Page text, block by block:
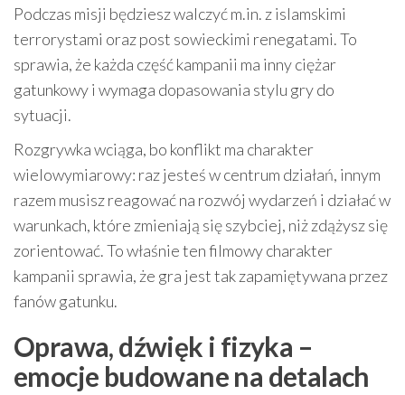
Podczas misji będziesz walczyć m.in. z islamskimi
terrorystami oraz post sowieckimi renegatami. To
sprawia, że każda część kampanii ma inny ciężar
gatunkowy i wymaga dopasowania stylu gry do
sytuacji.
Rozgrywka wciąga, bo konflikt ma charakter
wielowymiarowy: raz jesteś w centrum działań, innym
razem musisz reagować na rozwój wydarzeń i działać w
warunkach, które zmieniają się szybciej, niż zdążysz się
zorientować. To właśnie ten filmowy charakter
kampanii sprawia, że gra jest tak zapamiętywana przez
fanów gatunku.
Oprawa, dźwięk i fizyka –
emocje budowane na detalach